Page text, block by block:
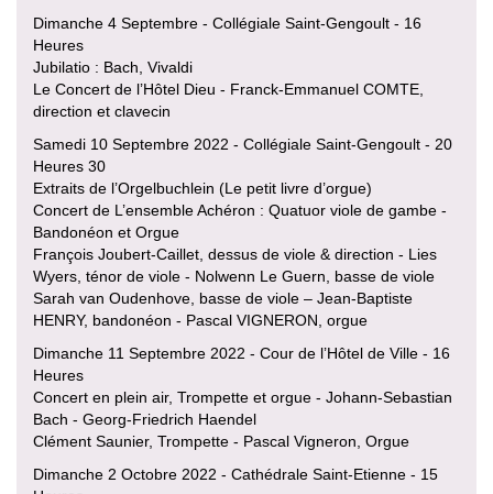
Dimanche 4 Septembre - Collégiale Saint-Gengoult - 16
Heures
Jubilatio : Bach, Vivaldi
Le Concert de l’Hôtel Dieu - Franck-Emmanuel COMTE,
direction et clavecin
Samedi 10 Septembre 2022 - Collégiale Saint-Gengoult - 20
Heures 30
Extraits de l’Orgelbuchlein (Le petit livre d’orgue)
Concert de L’ensemble Achéron : Quatuor viole de gambe -
Bandonéon et Orgue
François Joubert-Caillet, dessus de viole & direction - Lies
Wyers, ténor de viole - Nolwenn Le Guern, basse de viole
Sarah van Oudenhove, basse de viole – Jean-Baptiste
HENRY, bandonéon - Pascal VIGNERON, orgue
Dimanche 11 Septembre 2022 - Cour de l’Hôtel de Ville - 16
Heures
Concert en plein air, Trompette et orgue - Johann-Sebastian
Bach - Georg-Friedrich Haendel
Clément Saunier, Trompette - Pascal Vigneron, Orgue
Dimanche 2 Octobre 2022 - Cathédrale Saint-Etienne - 15